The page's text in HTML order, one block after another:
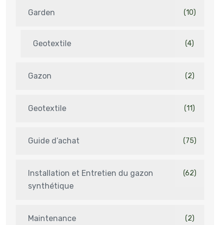
Garden (10)
Geotextile (4)
Gazon (2)
Geotextile (11)
Guide d’achat (75)
Installation et Entretien du gazon
synthétique
(62)
Maintenance (2)